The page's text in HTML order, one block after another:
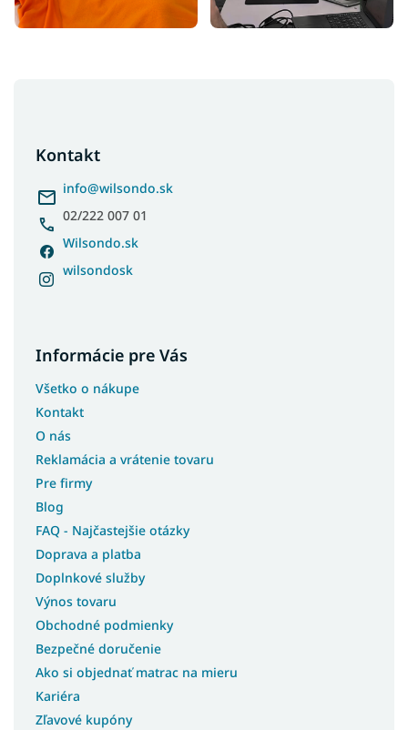
Kontakt
info@wilsondo.sk
02/222 007 01
Wilsondo.sk
wilsondosk
Informácie pre Vás
Všetko o nákupe
Kontakt
O nás
Reklamácia a vrátenie tovaru
Pre firmy
Blog
FAQ - Najčastejšie otázky
Doprava a platba
Doplnkové služby
Výnos tovaru
Obchodné podmienky
Bezpečné doručenie
Ako si objednať matrac na mieru
Kariéra
Zľavové kupóny